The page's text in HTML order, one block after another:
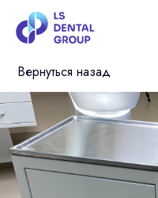
Вернуться назад